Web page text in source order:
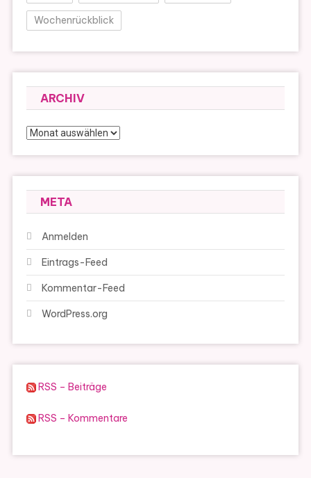
Wochenrückblick
ARCHIV
Archiv
META
Anmelden
Eintrags-Feed
Kommentar-Feed
WordPress.org
RSS – Beiträge
RSS – Kommentare